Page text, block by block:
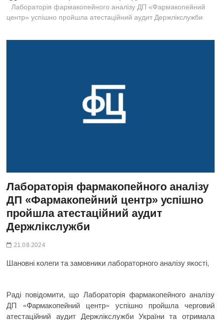
B
u
Лабораторія фармакопейного аналізу ДП «Фармакопейний
центр» успішно пройшла атестаційний аудит Держлікслужби
Лабораторія фармакопейного аналізу
ДП «Фармакопейний центр» успішно
пройшла атестаційний аудит
Держлікслужби
21.08.2024
Шановні колеги та замовники лабораторного аналізу якості,
Раді повідомити, що Лабораторія фармакопейного аналізу
ДП «Фармакопейний центр» успішно пройшла черговий
атестаційний аудит Держлікслужби України та отримала